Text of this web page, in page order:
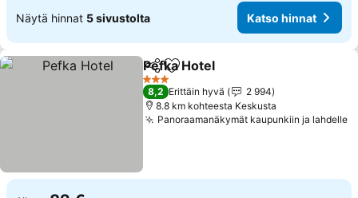
Näytä hinnat 5 sivustolta Katso hinnat
Jaa Lisää suosikkeihin
Pefka Hotel
3 Tähtiluokitus
8,2 Erittäin hyvä
2 994
8.8 km kohteesta Keskusta
Panoraamanäkymät kaupunkiin ja lahdelle